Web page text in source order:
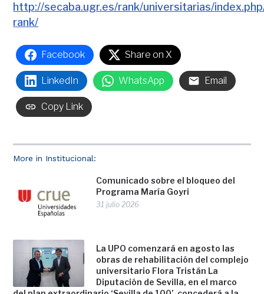
More in Institucional:
Comunicado sobre el bloqueo del
Programa María Goyri
31 julio 2026
La UPO comenzará en agosto las
obras de rehabilitación del complejo
universitario Flora Tristán La
Diputación de Sevilla, en el marco
http://secaba.ugr.es/rank/universitarias/
rank/
Facebook Share on X
LinkedIn WhatsApp Email
Copy Link